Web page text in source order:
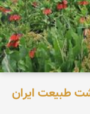
طبیعت ایران